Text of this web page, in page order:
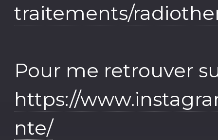
traitements/
Pour me retrouver
https://
nte/